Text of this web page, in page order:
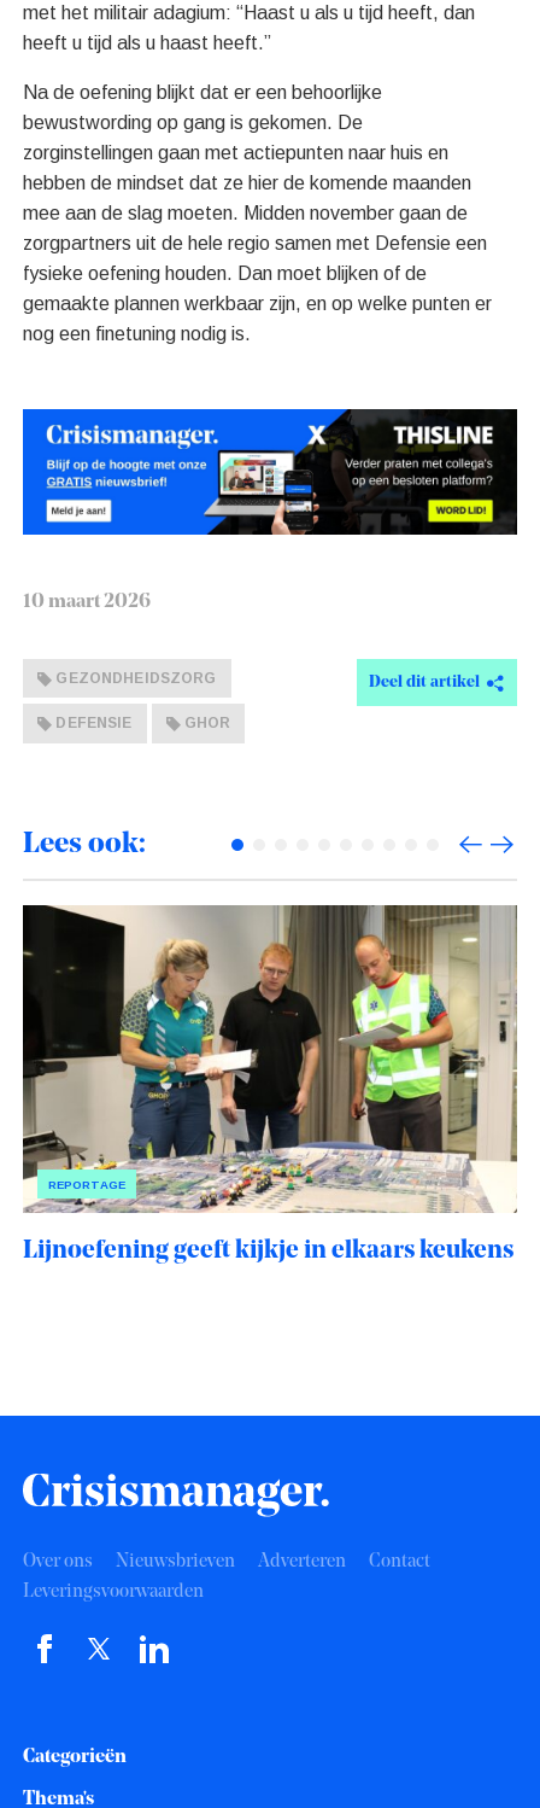
met het militair adagium: “Haast u als u tijd heeft, dan
heeft u tijd als u haast heeft.”
Na de oefening blijkt dat er een behoorlijke
bewustwording op gang is gekomen. De
zorginstellingen gaan met actiepunten naar huis en
hebben de mindset dat ze hier de komende maanden
mee aan de slag moeten. Midden november gaan de
zorgpartners uit de hele regio samen met Defensie een
fysieke oefening houden. Dan moet blijken of de
gemaakte plannen werkbaar zijn, en op welke punten er
nog een finetuning nodig is.
10 maart 2026
GEZONDHEIDSZORG
DEFENSIE GHOR
Deel dit artikel
Lees ook:
REPORTAGE
Lijnoefening geeft kijkje in elkaars keukens
Over ons Nieuwsbrieven Adverteren
Contact
Leveringsvoorwaarden
Categorieën
Thema's